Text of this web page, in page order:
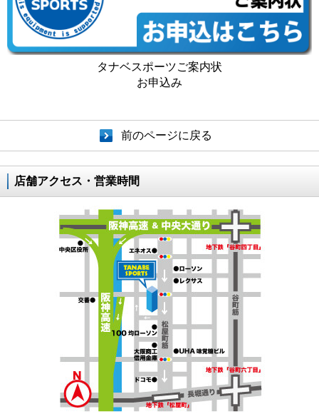
タナベスポーツご案内状
お申込み
前のページに戻る
店舗アクセス・営業時間